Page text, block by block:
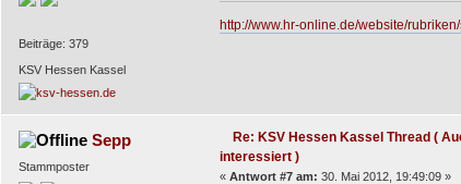
Beiträge: 379
KSV Hessen Kassel
http://www.hr-online.de/website/
Sepp
Stammposter
Re: KSV Hessen Kassel Thread (
interessiert )
« Antwort #7 am: 30. Mai 2012, 19:49:09 »